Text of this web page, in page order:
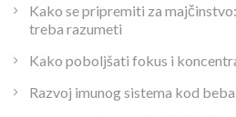
Kako se pripremiti za
treba razumeti
Kako poboljšati fokus i
Razvoj imunog sistema kod